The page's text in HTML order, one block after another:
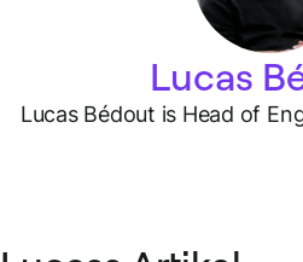
Lucas
Lucas Bédout is Head of